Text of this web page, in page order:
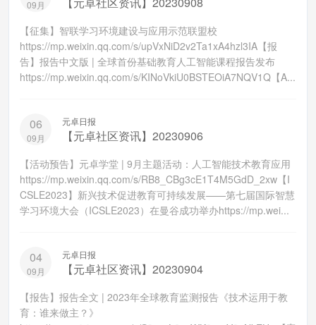
09月
【征集】智联学习环境建设与应用示范联盟校
https://mp.weixin.qq.com/s/upVxNiD2v2Ta1xA4hzl3IA【报
告】报告中文版 | 全球首份基础教育人工智能课程报告发布
https://mp.weixin.qq.com/s/KINoVkiU0BSTEOiA7NQV1Q【A...
06
09月
元卓日报
【元卓社区资讯】20230906
【活动预告】元卓学堂 | 9月主题活动：人工智能技术教育应用
https://mp.weixin.qq.com/s/RB8_CBg3cE1T4M5GdD_2xw【I
CSLE2023】新兴技术促进教育可持续发展——第七届国际智慧
学习环境大会（ICSLE2023）在曼谷成功举办https://mp.wei...
04
09月
元卓日报
【元卓社区资讯】20230904
【报告】报告全文 | 2023年全球教育监测报告《技术运用于教
育：谁来做主？》